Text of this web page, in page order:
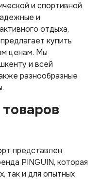
и спортивной
и
отдыха,
купить
ценам. Мы
и всей
разнообразные
представлен
PINGUIN, которая
так и для опытных